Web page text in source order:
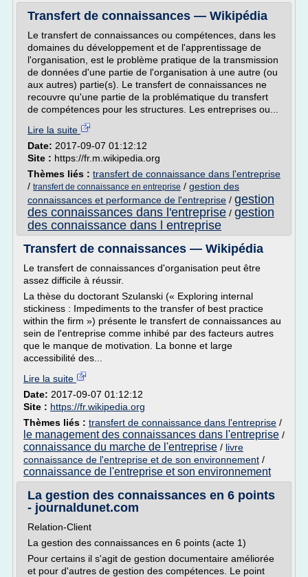
Transfert de connaissances — Wikipédia
Le transfert de connaissances ou compétences, dans les
domaines du développement et de l'apprentissage de
l'organisation, est le problème pratique de la transmission
de données d'une partie de l'organisation à une autre (ou
aux autres) partie(s). Le transfert de connaissances ne
recouvre qu'une partie de la problématique du transfert
de compétences pour les structures. Les entreprises ou...
Lire la suite
Date: 2017-09-07 01:12:12
Site : https://fr.m.wikipedia.org
Thèmes liés : transfert de connaissance dans l'entreprise
/ transfert de connaissance en entreprise / gestion des
connaissances et performance de l'entreprise / gestion
des connaissances dans l'entreprise / gestion
des connaissance dans l entreprise
Transfert de connaissances — Wikipédia
Le transfert de connaissances d'organisation peut être
assez difficile à réussir.
La thèse du doctorant Szulanski (« Exploring internal
stickiness : Impediments to the transfer of best practice
within the firm ») présente le transfert de connaissances au
sein de l'entreprise comme inhibé par des facteurs autres
que le manque de motivation. La bonne et large
accessibilité des...
Lire la suite
Date: 2017-09-07 01:12:12
Site : https://fr.wikipedia.org
Thèmes liés : transfert de connaissance dans l'entreprise /
le management des connaissances dans l'entreprise /
connaissance du marche de l'entreprise / livre
connaissance de l'entreprise et de son environnement /
connaissance de l'entreprise et son environnement
La gestion des connaissances en 6 points
- journaldunet.com
Relation-Client
La gestion des connaissances en 6 points (acte 1)
Pour certains il s'agit de gestion documentaire améliorée
et pour d'autres de gestion des compétences. Le point